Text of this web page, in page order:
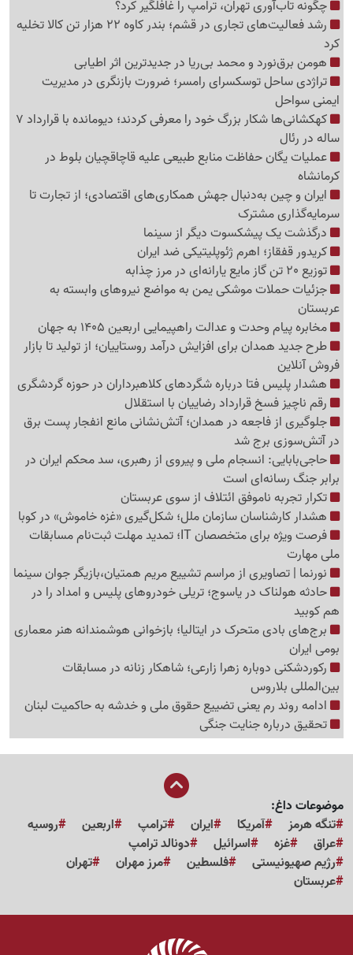
چگونه تاب‌آوری تهران، ترامپ را غافلگیر کرد؟
رشد فعالیت‌های تجاری در قشم؛ بندر کاوه 22 هزار تن کالا تخلیه
کرد
هومن برق‌نورد و محمد بی‌ریا در جدیدترین اثر اطیابی
تراژدی ساحل توسکسرای رامسر؛ ضرورت بازنگری در مدیریت
ایمنی سواحل
کهکشانی‌ها شکار بزرگ خود را معرفی کردند؛ دیومانده با قرارداد 7
ساله در رئال
عملیات یگان حفاظت منابع طبیعی علیه قاچاقچیان بلوط در
کرمانشاه
ایران و چین به‌دنبال جهش همکاری‌های اقتصادی؛ از تجارت تا
سرمایه‌گذاری مشترک
درگذشت یک پیشکسوت دیگر از سینما
کریدور قفقاز؛ اهرم ژئوپلیتیکی ضد ایران
توزیع 20 تن گاز مایع یارانه‌ای در مرز چذابه
جزئیات حملات موشکی یمن به مواضع نیروهای وابسته به
عربستان
مخابره پیام وحدت و عدالت راهپیمایی اربعین 1405 به جهان
طرح جدید همدان برای افزایش درآمد روستاییان؛ از تولید تا بازار
فروش آنلاین
هشدار پلیس فتا درباره شگردهای کلاهبرداران در حوزه گردشگری
رقم ناچیز فسخ قرارداد رضاییان با استقلال
جلوگیری از فاجعه در همدان؛ آتش‌نشانی مانع انفجار پست برق
در آتش‌سوزی برج شد
حاجی‌بابایی: انسجام ملی و پیروی از رهبری، سد محکم ایران در
برابر جنگ رسانه‌ای است
تکرار تجربه ناموفق ائتلاف از سوی عربستان
هشدار کارشناسان سازمان ملل؛ شکل‌گیری «غزه‌ خاموش» در کوبا
فرصت ویژه برای متخصصان IT؛ تمدید مهلت ثبت‌نام مسابقات
ملی مهارت
نورنما | تصاویری از مراسم تشییع مریم همتیان،بازیگر جوان سینما
حادثه هولناک در یاسوج؛ تریلی خودروهای پلیس و امداد را در
هم کوبید
برج‌های بادی متحرک در ایتالیا؛ بازخوانی هوشمندانه هنر معماری
بومی ایران
رکوردشکنی دوباره زهرا زارعی؛ شاهکار زنانه در مسابقات
بین‌المللی بلاروس
ادامه روند رم یعنی تضییع حقوق ملی و خدشه به حاکمیت لبنان
تحقیق درباره جنایت جنگی
موضوعات داغ:
تنگه هرمز
آمریکا ایران ترامپ اربعین
روسیه
عراق
غزه اسرائیل
دونالد ترامپ
رژیم صهیونیستی
فلسطین مرز مهران
تهران
عربستان